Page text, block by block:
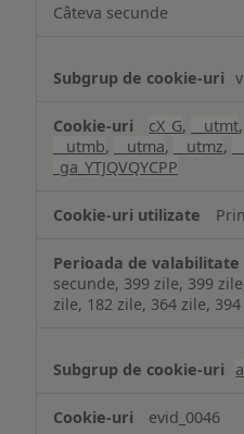
Câteva secunde
cX_G, __utmt,
__utmb, __utma, __utmz,
_ga_YTJQVQYCPP
secunde, 399 zile, 399
zile, 182 zile, 364 zile,
evid_0046